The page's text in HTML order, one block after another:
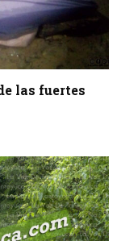
las fuertes